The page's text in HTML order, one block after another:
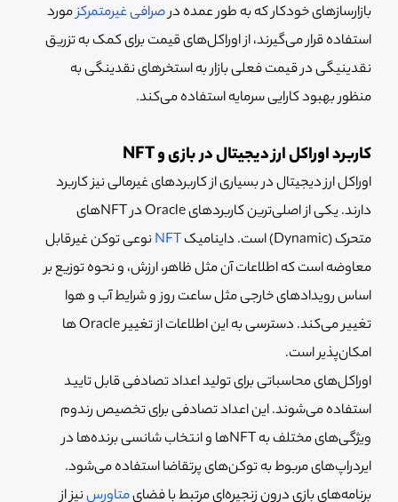
بازارسازهای خودکار که به طور عمده درصرافی‌ غیرمتمرکزمورد
استفاده قرار می‌گیرند، از اوراکل‌های قیمت برای کمک به تزریق
نقدینیگی در قیمت فعلی بازار به استخرهای نقدینگی به
منظور بهبود کارایی سرمایه استفاده می‌کند.
کاربرد اوراکل ارز دیجیتال در بازی و NFT
اوراکل ارز دیجیتال در بسیاری از کاربردهای غیرمالی نیز کاربرد
دارند. یکی از اصلی‌ترین کاربردهای Oracle در NFTهای
متحرک (Dynamic) است. داینامیک
NFTنوعی توکن غیرقابل
معاوضه است که اطلاعات آن مثل ظاهر، ارزش، و نحوه توزیع بر
اساس رویدادهای خارجی مثل ساعت روز و شرایط آب و هوا
تغییر می‌کند. دسترسی به این اطلاعات از تغییر Oracle ها
امکان‌پذیر است.
اوراکل‌های محاسباتی برای تولید اعداد تصادفی قابل تایید
استفاده می‌شوند. این اعداد تصادفی برای تخصیص رندوم
ویژگی‌های مختلف به NFTها و انتخاب شانسی برنده‌ها در
ایردراپ‌های مربوط به توکن‌های پرتقاضا استفاده می‌شود.
برنامه‌های بازی درون زنجیره‌ای مرتبط با فضایمتاورسنیز از